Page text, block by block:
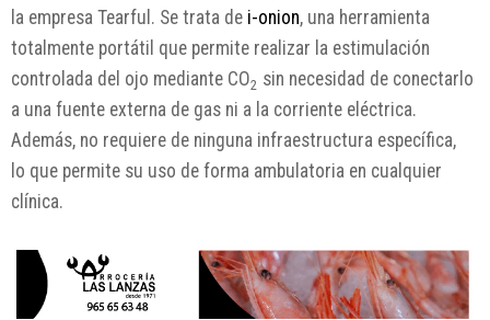
la empresa Tearful. Se trata de i-onion, una herramienta
totalmente portátil que permite realizar la estimulación
controlada del ojo mediante CO2 sin necesidad de conectarlo
a una fuente externa de gas ni a la corriente eléctrica.
Además, no requiere de ninguna infraestructura específica,
lo que permite su uso de forma ambulatoria en cualquier
clínica.